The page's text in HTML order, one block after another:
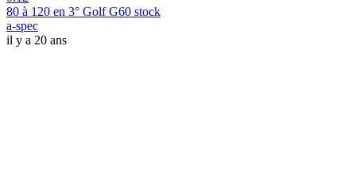
80 à 120 en 3° Golf G60 stock
a-spec
il y a 20 ans